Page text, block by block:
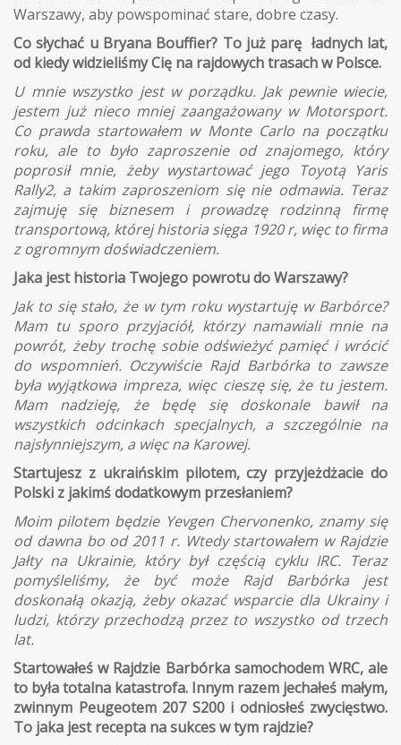
Warszawy, aby powspominać stare, dobre czasy.
Co słychać u Bryana Bouffier? To już parę ładnych lat,
od kiedy widzieliśmy Cię na rajdowych trasach w Polsce.
U mnie wszystko jest w porządku. Jak pewnie wiecie,
jestem już nieco mniej zaangażowany w Motorsport.
Co prawda startowałem w Monte Carlo na początku
roku, ale to było zaproszenie od znajomego, który
poprosił mnie, żeby wystartować jego Toyotą Yaris
Rally2, a takim zaproszeniom się nie odmawia. Teraz
zajmuję się biznesem i prowadzę rodzinną firmę
transportową, której historia sięga 1920 r, więc to firma
z ogromnym doświadczeniem.
Jaka jest historia Twojego powrotu do Warszawy?
Jak to się stało, że w tym roku wystartuję w Barbórce?
Mam tu sporo przyjaciół, którzy namawiali mnie na
powrót, żeby trochę sobie odświeżyć pamięć i wrócić
do wspomnień. Oczywiście Rajd Barbórka to zawsze
była wyjątkowa impreza, więc cieszę się, że tu jestem.
Mam nadzieję, że będę się doskonale bawił na
wszystkich odcinkach specjalnych, a szczególnie na
najsłynniejszym, a więc na Karowej.
Startujesz z ukraińskim pilotem, czy przyjeżdżacie do
Polski z jakimś dodatkowym przesłaniem?
Moim pilotem będzie Yevgen Chervonenko, znamy się
od dawna bo od 2011 r. Wtedy startowałem w Rajdzie
Jałty na Ukrainie, który był częścią cyklu IRC. Teraz
pomyśleliśmy, że być może Rajd Barbórka jest
doskonałą okazją, żeby okazać wsparcie dla Ukrainy i
ludzi, którzy przechodzą przez to wszystko od trzech
lat.
Startowałeś w Rajdzie Barbórka samochodem WRC, ale
to była totalna katastrofa. Innym razem jechałeś małym,
zwinnym Peugeotem 207 S200 i odniosłeś zwycięstwo.
To jaka jest recepta na sukces w tym rajdzie?